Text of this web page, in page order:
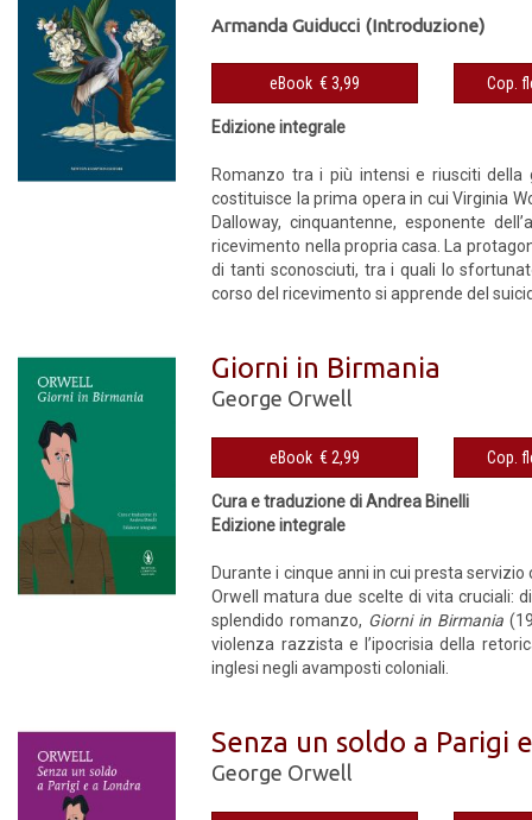
Armanda Guiducci (Introduzione)
eBook € 3,99
Edizione integrale
Romanzo tra i più intensi e riusciti
costituisce la prima opera in cui Virginia
Dalloway, cinquantenne, esponente
ricevimento nella propria casa. La
di tanti sconosciuti, tra i quali lo
corso del ricevimento si apprende del
Giorni in Birmania
George Orwell
eBook € 2,99
Cura e traduzione di Andrea Binelli
Edizione integrale
Durante i cinque anni in cui presta
Orwell matura due scelte di vita cruciali:
splendido romanzo, Giorni in Birmania
violenza razzista e l’ipocrisia della
inglesi negli avamposti coloniali.
Senza un soldo a Parigi
George Orwell